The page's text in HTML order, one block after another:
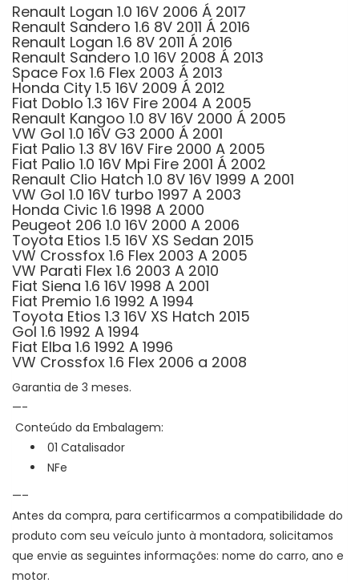
Renault Logan 1.0 16V 2006 Á 2017
Renault Sandero 1.6 8V 2011 Á 2016
Renault Logan 1.6 8V 2011 Á 2016
Renault Sandero 1.0 16V 2008 Á 2013
Space Fox 1.6 Flex 2003 Á 2013
Honda City 1.5 16V 2009 Á 2012
Fiat Doblo 1.3 16V Fire 2004 A 2005
Renault Kangoo 1.0 8V 16V 2000 Á 2005
VW Gol 1.0 16V G3 2000 Á 2001
Fiat Palio 1.3 8V 16V Fire 2000 A 2005
Fiat Palio 1.0 16V Mpi Fire 2001 Á 2002
Renault Clio Hatch 1.0 8V 16V 1999 A 2001
VW Gol 1.0 16V turbo 1997 A 2003
Honda Civic 1.6 1998 A 2000
Peugeot 206 1.0 16V 2000 A 2006
Toyota Etios 1.5 16V XS Sedan 2015
VW Crossfox 1.6 Flex 2003 A 2005
VW Parati Flex 1.6 2003 A 2010
Fiat Siena 1.6 16V 1998 A 2001
Fiat Premio 1.6 1992 A 1994
Toyota Etios 1.3 16V XS Hatch 2015
Gol 1.6 1992 A 1994
Fiat Elba 1.6 1992 A 1996
VW Crossfox 1.6 Flex 2006 a 2008
Garantia de 3 meses.
—-
Conteúdo da Embalagem:
01 Catalisador
NFe
—–
Antes da compra, para certificarmos a compatibilidade do
produto com seu veículo junto à montadora, solicitamos
que envie as seguintes informações: nome do carro, ano e
motor.